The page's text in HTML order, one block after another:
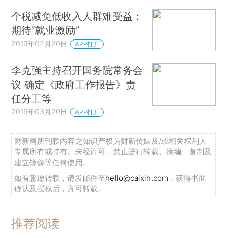
个税减免低收入人群难受益：
期待“就业激励”
2019年02月20日 APP打开
李克强主持召开国务院常务会
议 确定《政府工作报告》责
任分工等
2019年03月20日 APP打开
财新网所刊载内容之知识产权为财新传媒及/或相关权利人
专属所有或持有。未经许可，禁止进行转载、摘编、复制及
建立镜像等任何使用。
如有意愿转载，请发邮件至hello@caixin.com ，获得书面
确认及授权后，方可转载。
推荐阅读